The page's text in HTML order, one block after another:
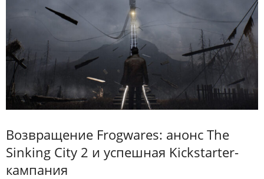
Возвращение Frogwares: анонс The
Sinking City 2 и успешная Kickstarter-
кампания